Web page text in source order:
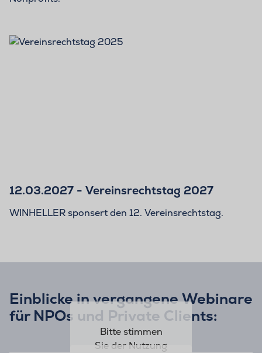
12.03.2027 - Vereinsrechtstag 2027
WINHELLER sponsert den 12. Vereinsrechtstag.
Einblicke in vergangene Webinare
für NPOs und Private Clients:
Bitte stimmen
Sie der Nutzung